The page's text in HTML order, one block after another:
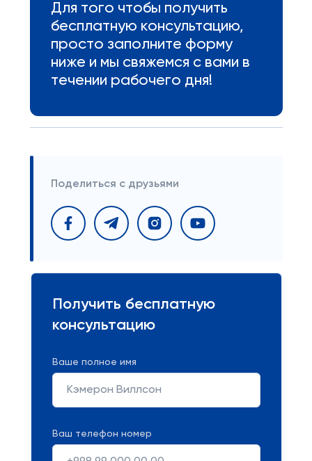
Для того чтобы получить
бесплатную консультацию,
просто заполните форму
ниже и мы свяжемся с вами в
течении рабочего дня!
Поделиться с друзьями
Получить бесплатную
консультацию
Ваше полное имя
Ваш телефон номер